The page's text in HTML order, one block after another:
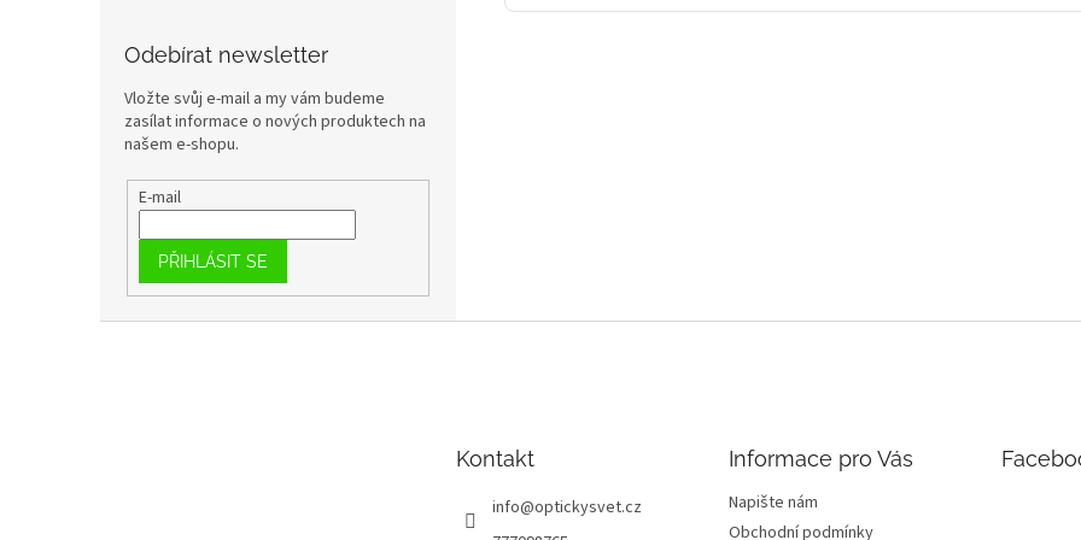
Odebírat newsletter
Vložte svůj e-mail a my vám budeme
zasílat informace o nových produktech na
našem e-shopu.
E-mail
PŘIHLÁSIT SE
Kontakt
info@optickysvet.cz
Informace pro Vás
Napište nám
Obchodní podmínky